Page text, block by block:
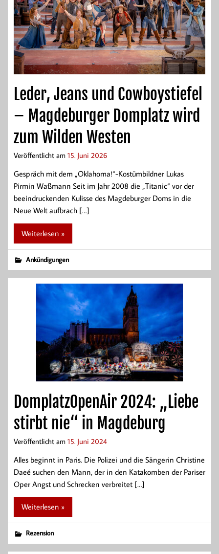
Leder, Jeans und Cowboystiefel
– Magdeburger Domplatz wird
zum Wilden Westen
Veröffentlicht am 15. Juni 2026
Gespräch mit dem „Oklahoma!“-Kostümbildner Lukas
Pirmin Waßmann Seit im Jahr 2008 die „Titanic“ vor der
beeindruckenden Kulisse des Magdeburger Doms in die
Neue Welt aufbrach […]
Weiterlesen »
Ankündigungen
DomplatzOpenAir 2024: „Liebe
stirbt nie“ in Magdeburg
Veröffentlicht am 15. Juni 2024
Alles beginnt in Paris. Die Polizei und die Sängerin Christine
Daeé suchen den Mann, der in den Katakomben der Pariser
Oper Angst und Schrecken verbreitet […]
Weiterlesen »
Rezension